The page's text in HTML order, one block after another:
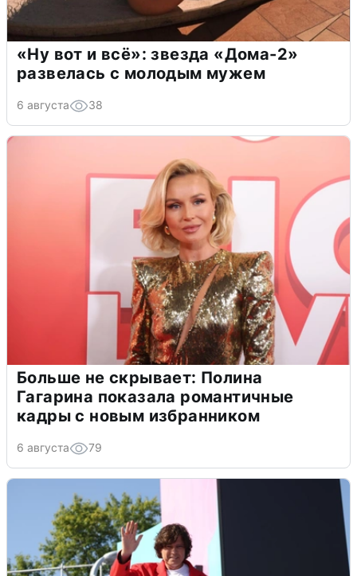
«Ну вот и всё»: звезда «Дома-2»
развелась с молодым мужем
6 августа 38
Больше не скрывает: Полина
Гагарина показала романтичные
кадры с новым избранником
6 августа 79